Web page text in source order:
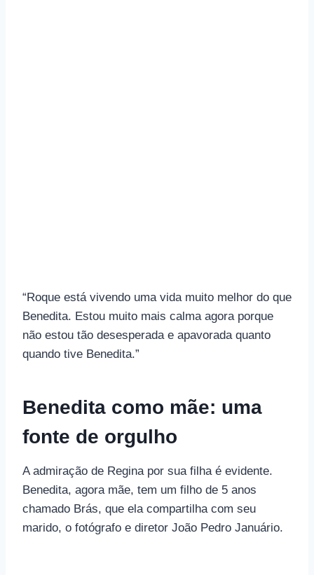
“Roque está vivendo uma vida muito melhor do que
Benedita. Estou muito mais calma agora porque
não estou tão desesperada e apavorada quanto
quando tive Benedita.”
Benedita como mãe: uma
fonte de orgulho
A admiração de Regina por sua filha é evidente.
Benedita, agora mãe, tem um filho de 5 anos
chamado Brás, que ela compartilha com seu
marido, o fotógrafo e diretor João Pedro Januário.